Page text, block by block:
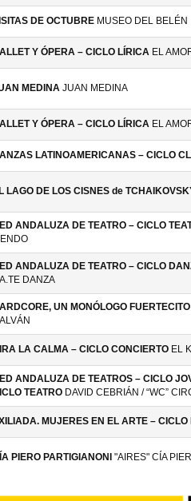
DE OCTUBRE MUSEO DEL BELÉN
Y ÓPERA – CICLO LÍRICA EL
MEDINA JUAN MEDINA
Y ÓPERA – CICLO LÍRICA EL
LATINOAMERICANAS – CICLO
LAGO DE LOS CISNES de
ANDALUZA DE TEATRO – CICLO
ANDALUZA DE TEATRO – CICLO
DANZA
UN MONÓLOGO
LA CALMA – CICLO CONCIERTO EL
ANDALUZA DE TEATROS – CICLO
TEATRO DAVID CEBRIÁN / “WC”
MUJERES EN EL ARTE – CICLO
PIERO PARTIGIANONI "AIRES" CÍA